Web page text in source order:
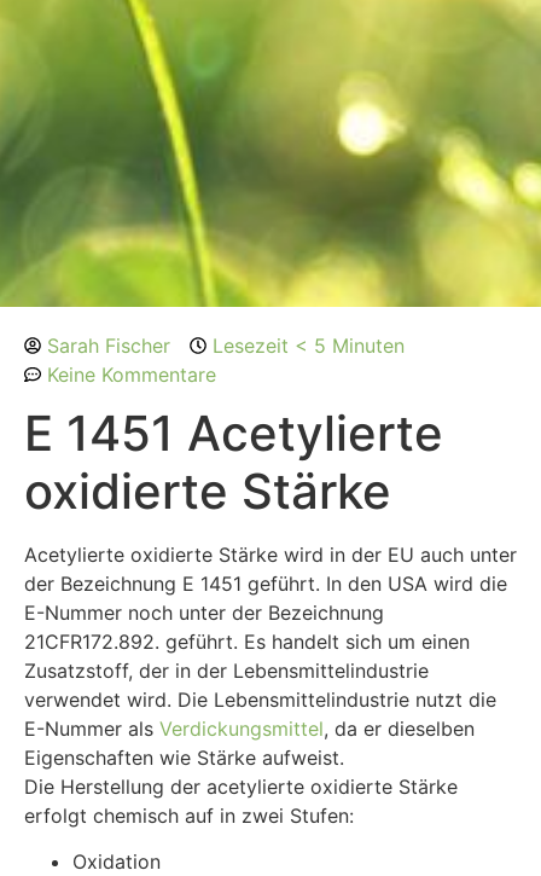
Sarah Fischer
Lesezeit < 5 Minuten
Keine Kommentare
E 1451 Acetylierte
oxidierte Stärke
Acetylierte oxidierte Stärke wird in der EU auch unter
der Bezeichnung E 1451 geführt. In den USA wird die
E-Nummer noch unter der Bezeichnung
21CFR172.892. geführt. Es handelt sich um einen
Zusatzstoff, der in der Lebensmittelindustrie
verwendet wird. Die Lebensmittelindustrie nutzt die
E-Nummer als Verdickungsmittel, da er dieselben
Eigenschaften wie Stärke aufweist.
Die Herstellung der acetylierte oxidierte Stärke
erfolgt chemisch auf in zwei Stufen:
Oxidation